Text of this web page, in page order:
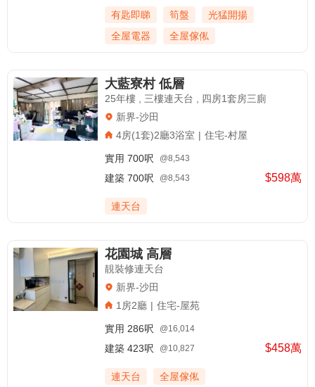
有匙即睇 筍盤
光猛開揚
全屋電器
全屋傢俬
大藍寮村 低層
25年樓 , 三樓連天台 , 四房1套房三廁
新界-沙田
4房(1套)2廳3浴室 | 住宅-村屋
$598萬
實用 700呎 @8,543
建築 700呎 @8,543
連天台
花園城 高層
靚裝修連天台
新界-沙田
1房2廳 | 住宅-屋苑
$458萬
實用 286呎 @16,014
建築 423呎 @10,827
連天台 全屋傢俬